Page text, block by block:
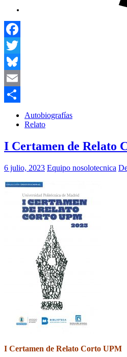
Facebook
Twitter
Bluesky
Email
Compartir
Autobiografías
Relato
I Certamen de Relato
6 julio, 2023 Equipo nosolotecnica
I Certamen de Relato Corto UPM